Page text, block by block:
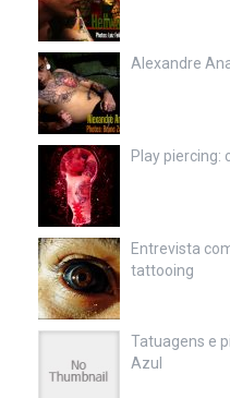
Alexandre
Play piercing:
Entrevista
tattooing
Tatuagens e
Azul